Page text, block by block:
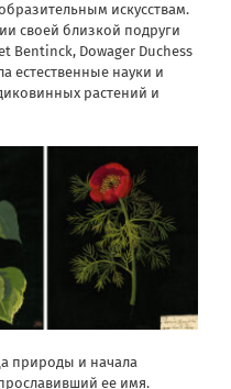
искусствам.
своей близкой подруги
Bentinck, Dowager Duchess
естественные науки и
растений и
природы и начала
ее имя.